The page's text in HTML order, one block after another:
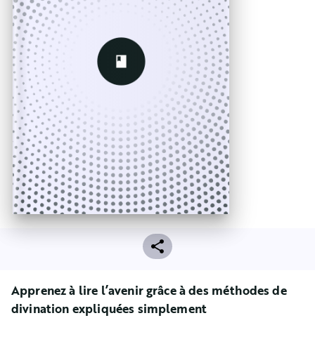
Apprenez à lire l’avenir grâce à des méthodes de
divination expliquées simplement